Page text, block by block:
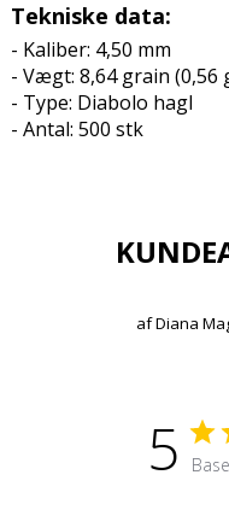
Tekniske data:
- Kaliber: 4,50 mm
- Vægt: 8,64 grain (0,56
- Type: Diabolo hagl
- Antal: 500 stk
afDiana
5